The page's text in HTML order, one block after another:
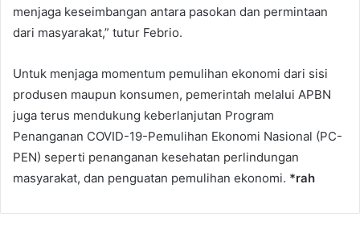
menjaga keseimbangan antara pasokan dan permintaan
dari masyarakat,” tutur Febrio.
Untuk menjaga momentum pemulihan ekonomi dari sisi
produsen maupun konsumen, pemerintah melalui APBN
juga terus mendukung keberlanjutan Program
Penanganan COVID-19-Pemulihan Ekonomi Nasional (PC-
PEN) seperti penanganan kesehatan perlindungan
masyarakat, dan penguatan pemulihan ekonomi. *rah